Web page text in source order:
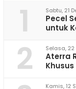
1 Sabtu, 21
Pecel
untuk
2 Selasa, 22
Aterra
Kamis, 12